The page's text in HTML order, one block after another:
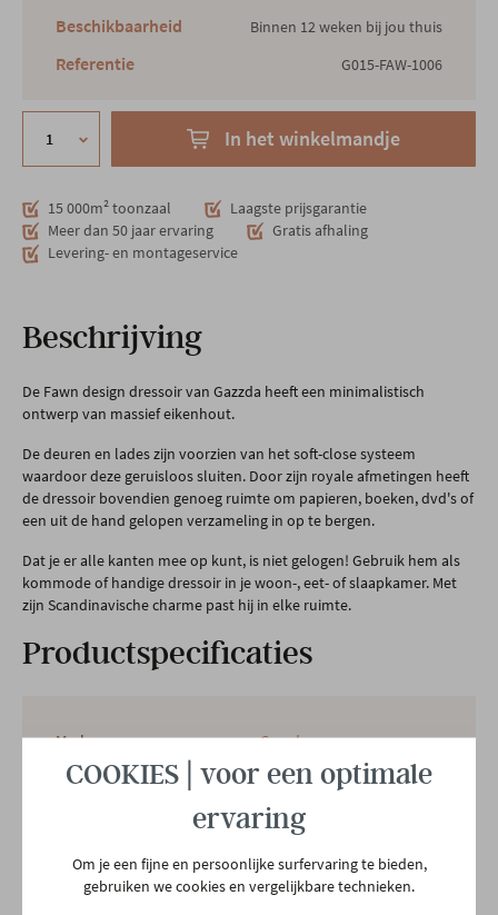
Beschikbaarheid Binnen 12 weken bij jou thuis
Referentie G015-FAW-1006
In het winkelmandje
15 000m² toonzaal
Laagste prijsgarantie
Meer dan 50 jaar ervaring
Gratis afhaling
Levering- en montageservice
Beschrijving
De Fawn design dressoir van Gazzda heeft een minimalistisch
ontwerp van massief eikenhout.
De deuren en lades zijn voorzien van het soft-close systeem
waardoor deze geruisloos sluiten. Door zijn royale afmetingen heeft
de dressoir bovendien genoeg ruimte om papieren, boeken, dvd's of
een uit de hand gelopen verzameling in op te bergen.
Dat je er alle kanten mee op kunt, is niet gelogen! Gebruik hem als
kommode of handige dressoir in je woon-, eet- of slaapkamer. Met
zijn Scandinavische charme past hij in elke ruimte.
Productspecificaties
Merk Gazzda
B 180 x H 110 x D 45 CM
Garantietermijn 2 jaar
COOKIES | voor een optimale
ervaring
Om je een fijne en persoonlijke surfervaring te bieden,
gebruiken we cookies en vergelijkbare technieken.